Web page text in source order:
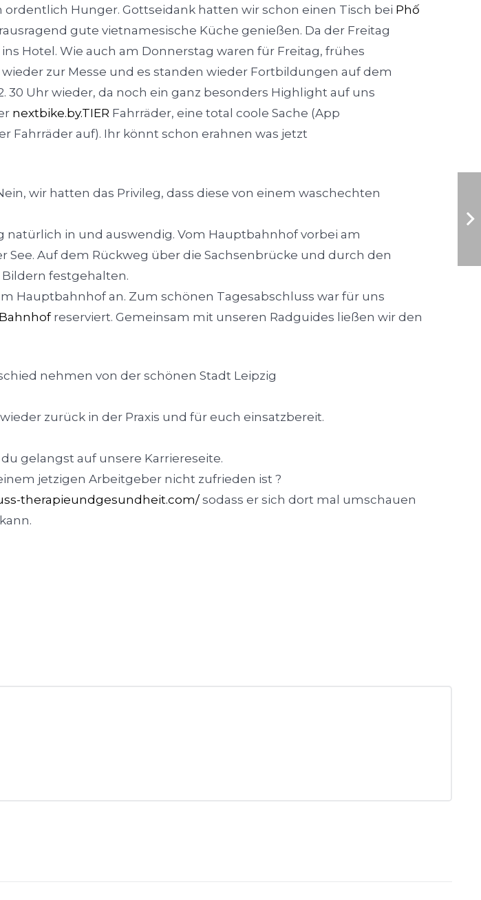
Hunger. Gottseidank hatten wir schon einen Tisch bei Phố
gute vietnamesische Küche genießen. Da der Freitag
Hotel. Wie auch am Donnerstag waren für Freitag, frühes
zur Messe und es standen wieder Fortbildungen auf dem
30 Uhr wieder, da noch ein ganz besonders Highlight auf uns
nextbike.by.TIER Fahrräder, eine total coole Sache (App
Fahrräder auf). Ihr könnt schon erahnen was jetzt
wir hatten das Privileg, dass diese von einem waschechten
in und auswendig. Vom Hauptbahnhof vorbei am
Auf dem Rückweg über die Sachsenbrücke und durch den
Bildern festgehalten.
Hauptbahnhof an. Zum schönen Tagesabschluss war für uns
reserviert. Gemeinsam mit unseren Radguides ließen wir den
nehmen von der schönen Stadt Leipzig
zurück in der Praxis und für euch einsatzbereit.
gelangst auf unsere Karriereseite.
jetzigen Arbeitgeber nicht zufrieden ist ?
therapieundgesundheit.com/ sodass er sich dort mal umschauen